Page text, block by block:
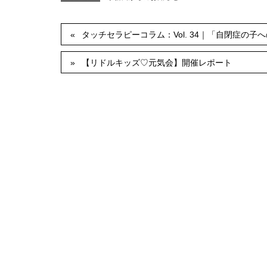
タッチセラピーコラム：Vol. 34｜「自閉症の子
【リドルキッズ♡元気会】開催レポート